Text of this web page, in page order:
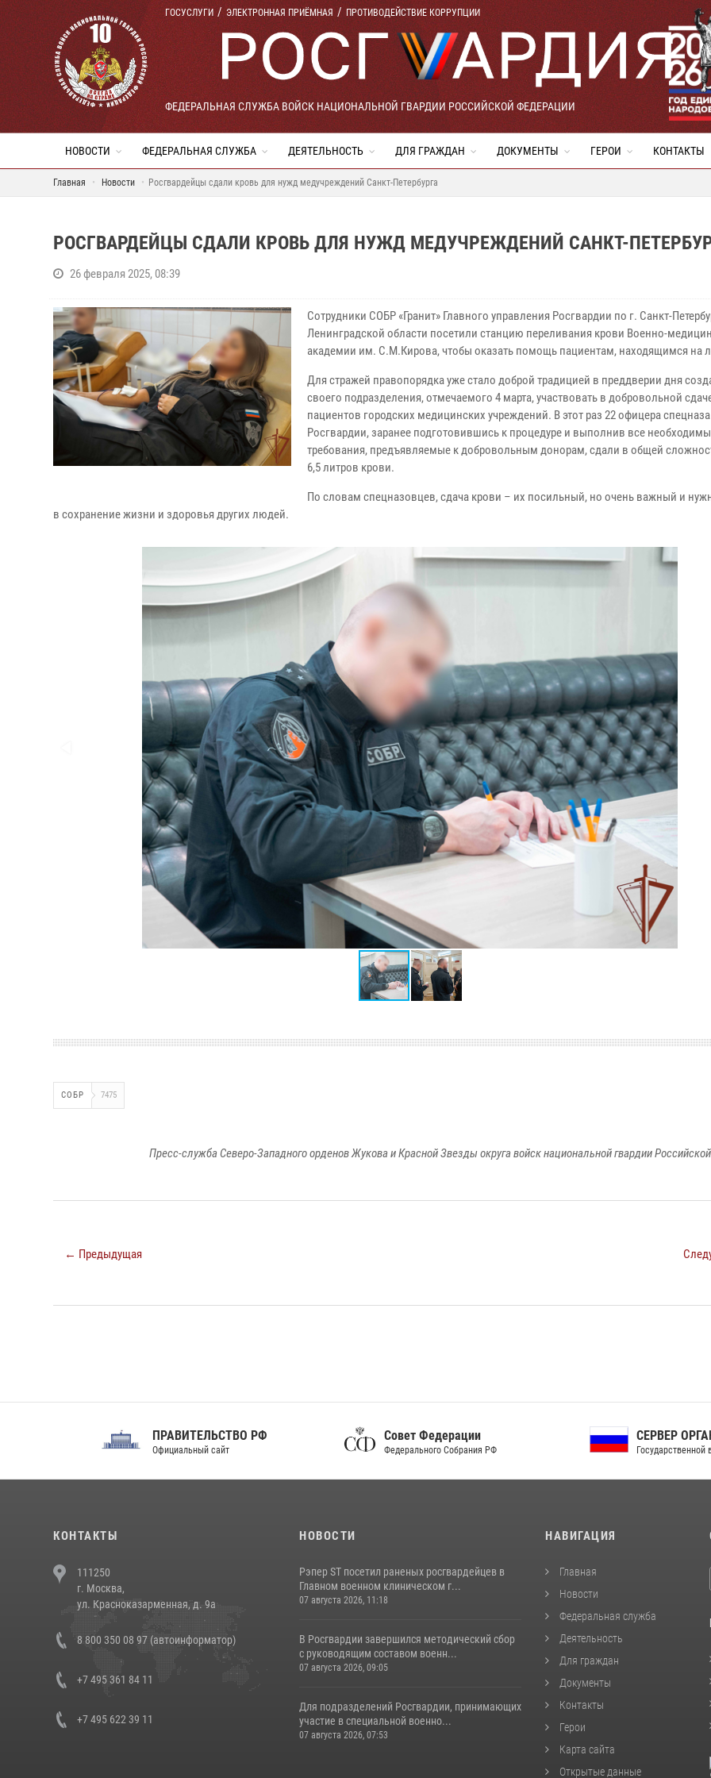
ГОСУСЛУГИ ЭЛЕКТРОННАЯ ПРИЁМНАЯ ПРОТИВОДЕЙСТВИЕ КОРРУПЦИИ
ФЕДЕРАЛЬНАЯ СЛУЖБА ВОЙСК НАЦИОНАЛЬНОЙ ГВАРДИИ РОССИЙСКОЙ ФЕДЕРАЦИИ
НОВОСТИ ФЕДЕРАЛЬНАЯ СЛУЖБА ДЕЯТЕЛЬНОСТЬ ДЛЯ ГРАЖДАН ДОКУМЕНТЫ ГЕРОИ КОНТАКТЫ
Главная Новости Росгвардейцы сдали кровь для нужд медучреждений Санкт-Петербурга
РОСГВАРДЕЙЦЫ СДАЛИ КРОВЬ ДЛЯ НУЖД МЕДУЧРЕЖДЕНИЙ САНКТ-
26 февраля 2025, 08:39
Сотрудники СОБР «Гранит» Главного управления Росгвардии по г. Санкт-
Ленинградской области посетили станцию переливания крови Военно-
академии им. С.М.Кирова, чтобы оказать помощь пациентам, находящимся на
Для стражей правопорядка уже стало доброй традицией в преддверии дня
своего подразделения, отмечаемого 4 марта, участвовать в добровольной
пациентов городских медицинских учреждений. В этот раз 22 офицера спецназа
Росгвардии, заранее подготовившись к процедуре и выполнив все
требования, предъявляемые к добровольным донорам, сдали в общей
6,5 литров крови.
По словам спецназовцев, сдача крови – их посильный, но очень важный и
в сохранение жизни и здоровья других людей.
СОБР 7475
Пресс-служба Северо-Западного орденов Жукова и Красной Звезды округа войск национальной гвардии
← Предыдущая
ПРАВИТЕЛЬСТВО РФ
Официальный сайт
Совет Федерации
Федерального Собрания РФ
СЕРВЕР ОРГАНОВ
Государственной власти РФ
КОНТАКТЫ
111250
г. Москва,
ул. Красноказарменная, д. 9а
8 800 350 08 97 (автоинформатор)
+7 495 361 84 11
+7 495 622 39 11
НОВОСТИ
Рэпер ST посетил раненых росгвардейцев в
Главном военном клиническом г...
07 августа 2026, 11:18
В Росгвардии завершился методический сбор
с руководящим составом военн...
07 августа 2026, 09:05
Для подразделений Росгвардии, принимающих
участие в специальной военно...
07 августа 2026, 07:53
НАВИГАЦИЯ
Главная
Новости
Федеральная служба
Деятельность
Для граждан
Документы
Контакты
Герои
Карта сайта
Открытые данные